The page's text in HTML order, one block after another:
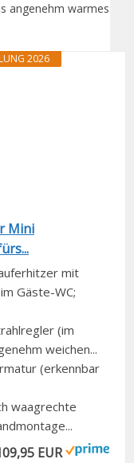
angenehm warmes
2026
Mini
mit
Gäste-WC;
(im
weichen...
(erkennbar
waagrechte
EUR